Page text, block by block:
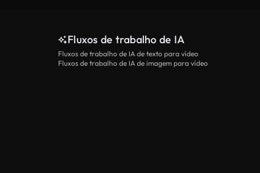
Fluxos de trabalho de IA
Fluxos de trabalho de IA de texto para vídeo
Fluxos de trabalho de IA de imagem para vídeo